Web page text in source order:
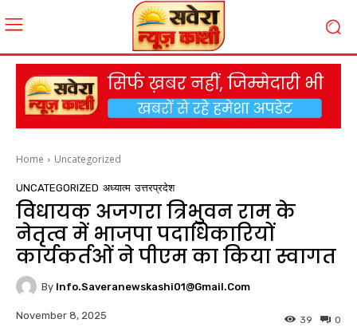
Home Uncategorized
UNCATEGORIZED अध्यात्म उत्तरप्रदेश
विधायक अजगरा त्रिभुवन राम के
नेतृत्व में भाजपा पदाधिकारियों
कार्यकर्तओं ने पीएम का किया स्वागत
By Info.saveranewskashi01@gmail.com
November 8, 2025 0
39